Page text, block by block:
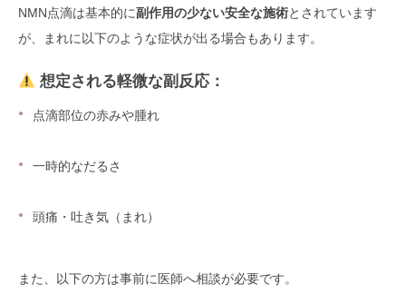
NMN点滴は基本的に副作用の少ない安全な施術とされています
が、まれに以下のような症状が出る場合もあります。
想定される軽微な副反応：
点滴部位の赤みや腫れ
一時的なだるさ
頭痛・吐き気（まれ）
また、以下の方は事前に医師へ相談が必要です。